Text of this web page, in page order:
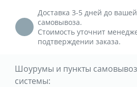
Доставка 3-5 дней до
самовывоза.
Стоимость уточнит
подтверждении заказа.
Шоурумы и пункты
системы: